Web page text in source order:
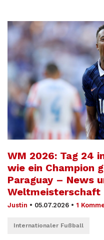
WM 2026: Tag 24
wie ein Champion
Paraguay – News
Weltmeisterschaft
Justin • 05.07.2026 • 1
Internationaler Fußball